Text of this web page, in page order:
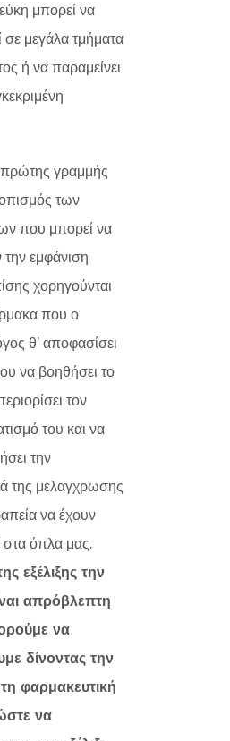
μπορεί να
σε μεγάλα τμήματα
ή να παραμείνει
γραμμής
των
που μπορεί να
την εμφάνιση
χορηγούνται
που ο
θ’ αποφασίσει
να βοηθήσει το
τον
του και να
την
της μελαγχρωσης
να έχουν
στα όπλα μας.
εξέλιξης την
απρόβλεπτη
να
δίνοντας την
φαρμακευτική
να